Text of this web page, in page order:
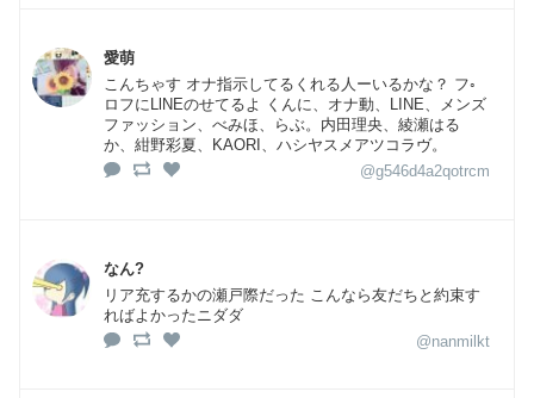
愛萌
こんちゃす オナ指示してるくれる人ーいるかな？ フ◦
ロフにLlΝΕのせてるよ くんに、オナ動、LINE、メンズ
ファッション、べみほ、らぶ。内田理央、綾瀬はる
か、紺野彩夏、KAORI、ハシヤスメアツコラヴ。
@g546d4a2qotrcm
なん?
リア充するかの瀬戸際だった こんなら友だちと約束す
ればよかったニダダ
@nanmilkt